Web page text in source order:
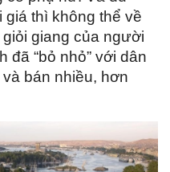
giá thì không thể về
giang của người
đã “bỏ nhỏ” với dân
bán nhiều, hơn